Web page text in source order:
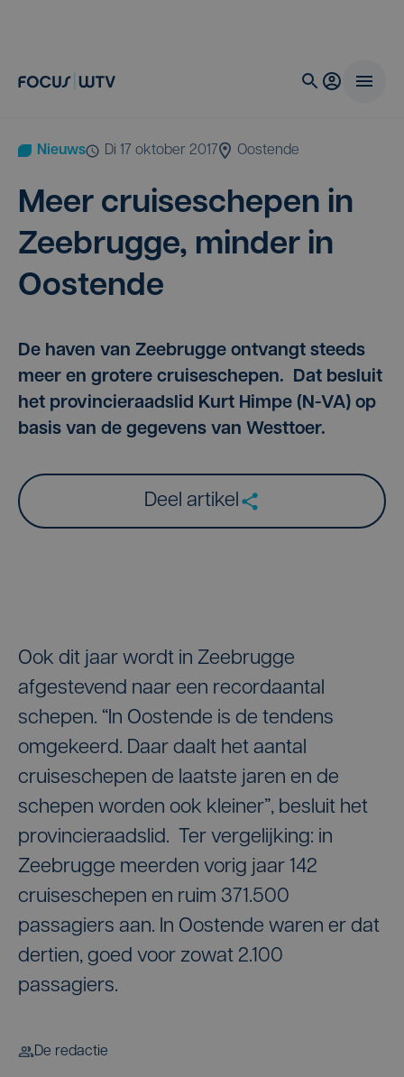
Nieuws di 17 oktober 2017 Oostende
Meer crui­se­sche­pen in
Zee­brug­ge, min­der in
Oostende
De haven van Zeebrugge ontvangt steeds
meer en grotere cruiseschepen. Dat besluit
het provincieraadslid Kurt Himpe (N-VA) op
basis van de gegevens van Westtoer.
Deel artikel
Ook dit jaar wordt in Zeebrugge
afgestevend naar een recordaantal
schepen. “In Oostende is de tendens
omgekeerd. Daar daalt het aantal
cruiseschepen de laatste jaren en de
schepen worden ook kleiner”, besluit het
provincieraadslid. Ter vergelijking: in
Zeebrugge meerden vorig jaar 142
cruiseschepen en ruim 371.500
passagiers aan. In Oostende waren er dat
dertien, goed voor zowat 2.100
passagiers.
De redactie